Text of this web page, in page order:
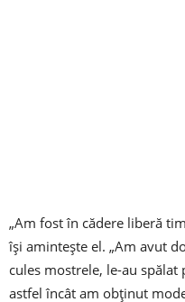
„Am fost în cădere liberă
își amintește el. „Am avut
cules mostrele, le-au
astfel încât am obținut